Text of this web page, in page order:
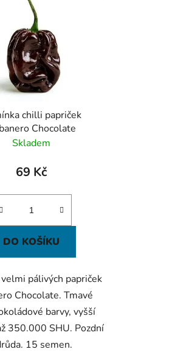
chilli papriček
Chocolate
Skladem
69 Kč
DO KOŠÍKU
pálivých papriček
Chocolate. Tmavé
barvy, vyšší
350.000 SHU. Pozdní
15 semen.